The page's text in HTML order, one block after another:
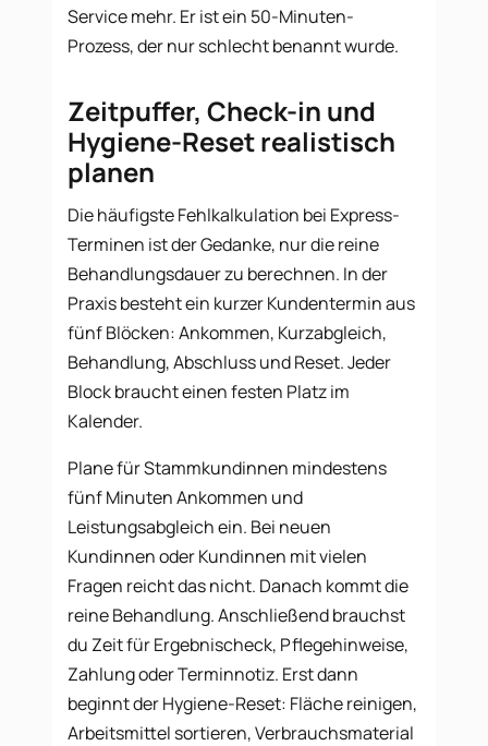
Service mehr. Er ist ein 50-Minuten-
Prozess, der nur schlecht benannt wurde.
Zeitpuffer, Check-in und
Hygiene-Reset realistisch
planen
Die häufigste Fehlkalkulation bei Express-
Terminen ist der Gedanke, nur die reine
Behandlungsdauer zu berechnen. In der
Praxis besteht ein kurzer Kundentermin aus
fünf Blöcken: Ankommen, Kurzabgleich,
Behandlung, Abschluss und Reset. Jeder
Block braucht einen festen Platz im
Kalender.
Plane für Stammkundinnen mindestens
fünf Minuten Ankommen und
Leistungsabgleich ein. Bei neuen
Kundinnen oder Kundinnen mit vielen
Fragen reicht das nicht. Danach kommt die
reine Behandlung. Anschließend brauchst
du Zeit für Ergebnischeck, Pflegehinweise,
Zahlung oder Terminnotiz. Erst dann
beginnt der Hygiene-Reset: Fläche reinigen,
Arbeitsmittel sortieren, Verbrauchsmaterial